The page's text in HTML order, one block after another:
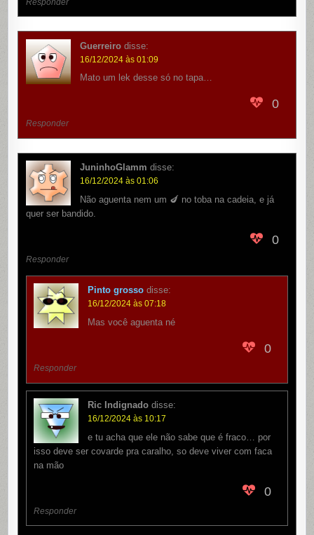
Responder
Guerreiro disse:
16/12/2024 às 01:09
Mato um lek desse só no tapa…
0
Responder
JuninhoGlamm disse:
16/12/2024 às 01:06
Não aguenta nem um 🍆 no toba na cadeia, e já
quer ser bandido.
0
Responder
Pinto grosso disse:
16/12/2024 às 07:18
Mas você aguenta né
0
Responder
Ric Indignado disse:
16/12/2024 às 10:17
e tu acha que ele não sabe que é fraco… por
isso deve ser covarde pra caralho, so deve viver com faca
na mão
0
Responder